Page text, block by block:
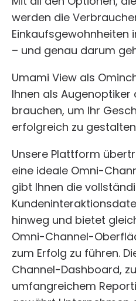
werden die
Einkaufsgewohnheiten
– und genau darum
Umami View als
Ihnen als Augenoptiker
brauchen, um Ihr
erfolgreich zu
Unsere Plattform
eine ideale Omni-
gibt Ihnen die
hinweg und bietet
Omni-Channel-
zum Erfolg zu führen.
Channel-Dashboard,
umfangreichem